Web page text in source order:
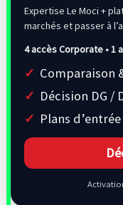
Expertise Le Moci +
marchés et passer à
4 accès Corporate • 1
Comparaison
Décision DG /
Plans